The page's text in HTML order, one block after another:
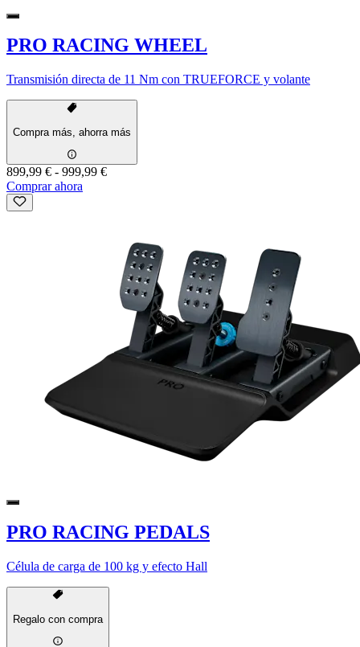
PRO RACING WHEEL
Transmisión directa de 11 Nm con TRUEFORCE y volante
Compra más, ahorra más
899,99 € - 999,99 €
Comprar ahora
PRO RACING PEDALS
Célula de carga de 100 kg y efecto Hall
Regalo con compra